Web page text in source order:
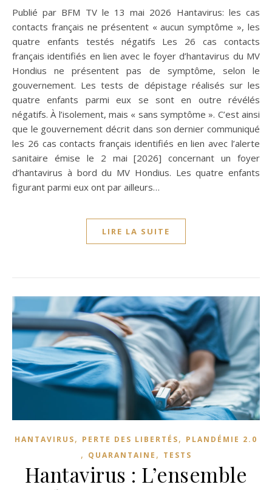
Publié par BFM TV le 13 mai 2026 Hantavirus: les cas
contacts français ne présentent « aucun symptôme », les
quatre enfants testés négatifs Les 26 cas contacts
français identifiés en lien avec le foyer d’hantavirus du MV
Hondius ne présentent pas de symptôme, selon le
gouvernement. Les tests de dépistage réalisés sur les
quatre enfants parmi eux se sont en outre révélés
négatifs. À l’isolement, mais « sans symptôme ». C’est ainsi
que le gouvernement décrit dans son dernier communiqué
les 26 cas contacts français identifiés en lien avec l’alerte
sanitaire émise le 2 mai [2026] concernant un foyer
d’hantavirus à bord du MV Hondius. Les quatre enfants
figurant parmi eux ont par ailleurs…
LIRE LA SUITE
HANTAVIRUS, PERTE DES LIBERTÉS, PLANDÉMIE 2.0
, QUARANTAINE , TESTS
Hantavirus : L’ensemble